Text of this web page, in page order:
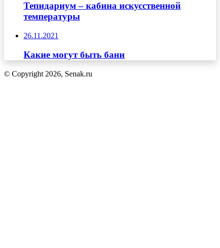
Тепидариум – кабина искусственной
температуры
26.11.2021
Какие могут быть бани
© Copyright 2026, Senak.ru